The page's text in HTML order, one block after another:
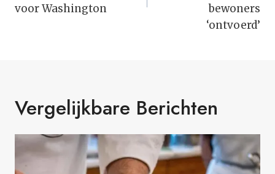
voor Washington
bewoners
‘ontvoerd’
Vergelijkbare Berichten